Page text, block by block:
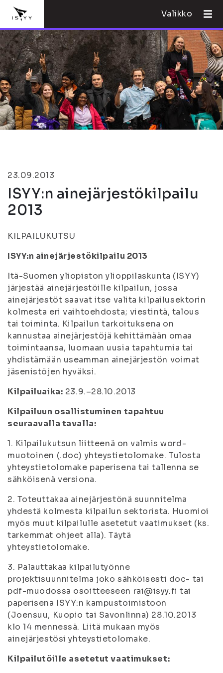
Valikko
23.09.2013
ISYY:n ainejärjestökilpailu
2013
KILPAILUKUTSU
ISYY:n ainejärjestökilpailu 2013
Itä-Suomen yliopiston ylioppilaskunta (ISYY)
järjestää ainejärjestöille kilpailun, jossa
ainejärjestöt saavat itse valita kilpailusektorin
kolmesta eri vaihtoehdosta; viestintä, talous
tai toiminta. Kilpailun tarkoituksena on
kannustaa ainejärjestöjä kehittämään omaa
toimintaansa, luomaan uusia tapahtumia tai
yhdistämään useamman ainejärjestön voimat
jäsenistöjen hyväksi.
Kilpailuaika: 23.9.–28.10.2013
Kilpailuun osallistuminen tapahtuu
seuraavalla tavalla:
1. Kilpailukutsun liitteenä on valmis word-
muotoinen (.doc) yhteystietolomake. Tulosta
yhteystietolomake paperisena tai tallenna se
sähköisenä versiona.
2. Toteuttakaa ainejärjestönä suunnitelma
yhdestä kolmesta kilpailun sektorista. Huomioi
myös muut kilpailulle asetetut vaatimukset (ks.
tarkemmat ohjeet alla). Täytä
yhteystietolomake.
3. Palauttakaa kilpailutyönne
projektisuunnitelma joko sähköisesti doc- tai
pdf-muodossa osoitteeseen rai@isyy.fi tai
paperisena ISYY:n kampustoimistoon
(Joensuu, Kuopio tai Savonlinna) 28.10.2013
klo 14 mennessä. Liitä mukaan myös
ainejärjestösi yhteystietolomake.
Kilpailutöille asetetut vaatimukset: